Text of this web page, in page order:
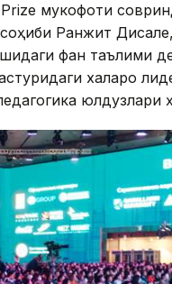
Prize мукофоти
Ранжит
фан таълими
халқаро
юлдузлари